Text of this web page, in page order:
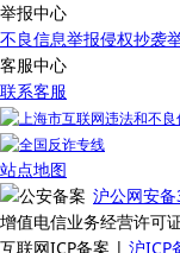
举报中心
不良信息举报侵权抄袭
客服中心
联系客服
站点地图
沪公网安
增值电信业务经营许可
互联网ICP备案 | 沪ICP